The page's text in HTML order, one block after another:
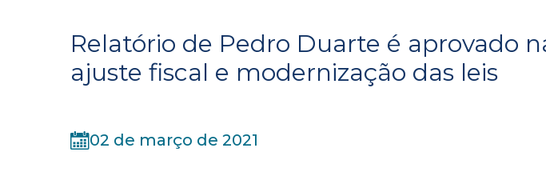
Relatório de Pedro Duarte é aprovado
ajuste fiscal e modernização das leis
02 de março de 2021